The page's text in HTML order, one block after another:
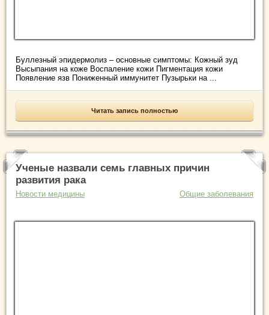
Буллезный эпидермолиз – основные симптомы: Кожный зуд
Высыпания на коже Воспаление кожи Пигментация кожи
Появление язв Пониженный иммунитет Пузырьки на ...
Читать запись полностью
Ученые назвали семь главных причин
развития рака
Новости медицины Общие заболевания